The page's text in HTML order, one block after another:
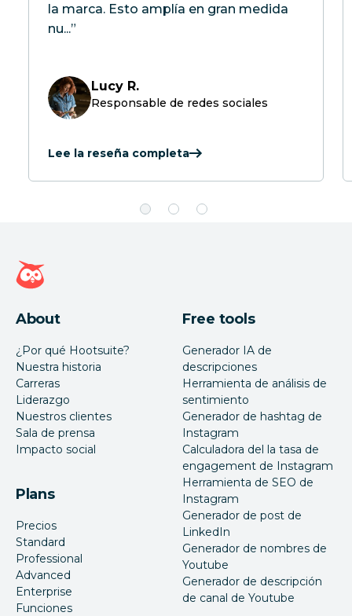
la marca. Esto amplía en gran medida
nu...”
Lucy R.
Responsable de redes sociales
Lee la reseña completa
Página de inicio de Hootsuite
About
¿Por qué Hootsuite?
Nuestra historia
Carreras
Liderazgo
Nuestros clientes
Sala de prensa
Impacto social
Plans
Precios
Standard
Professional
Advanced
Enterprise
Funciones
Free tools
Generador IA de
descripciones
Herramienta de análisis de
sentimiento
Generador de hashtag de
Instagram
Calculadora del la tasa de
engagement de Instagram
Herramienta de SEO de
Instagram
Generador de post de
LinkedIn
Generador de nombres de
Youtube
Generador de descripción
de canal de Youtube